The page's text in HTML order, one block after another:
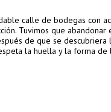
calle de bodegas con
Tuvimos que abandonar
de que se descubriera
la huella y la forma de